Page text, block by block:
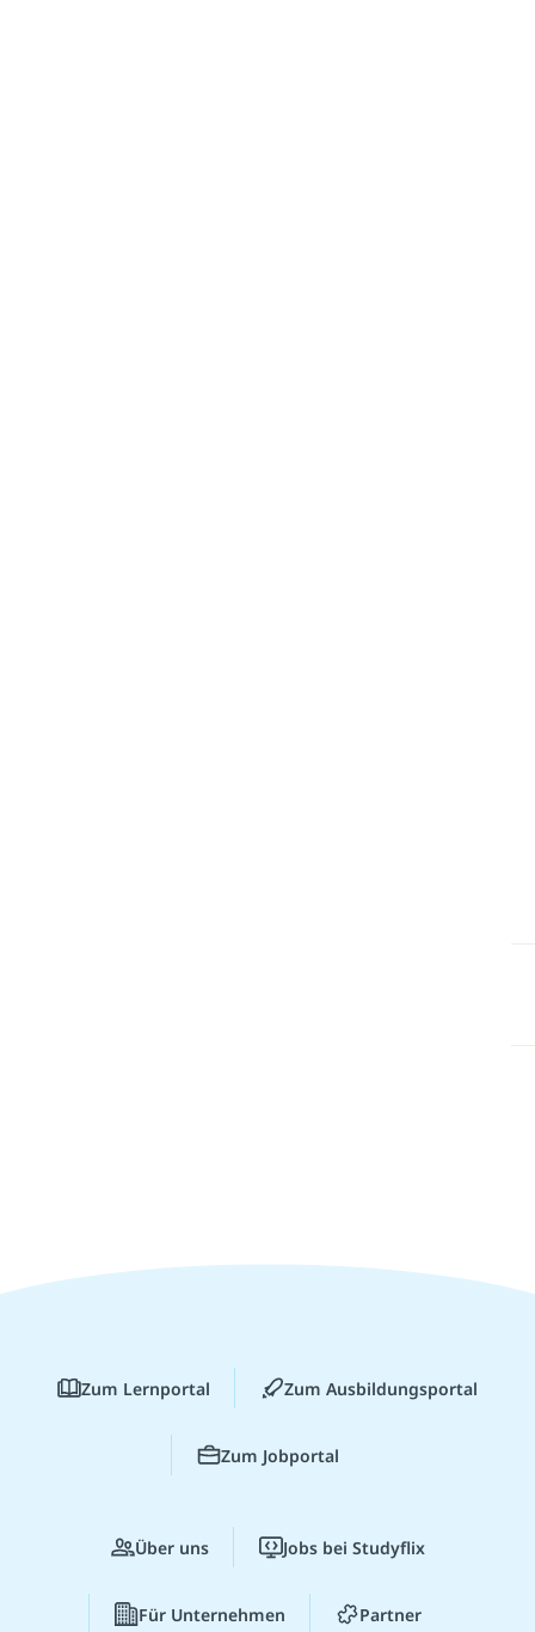
Zum Lernportal Zum Ausbildungsportal
Zum Jobportal
Über uns Jobs bei Studyflix
Für Unternehmen Partner